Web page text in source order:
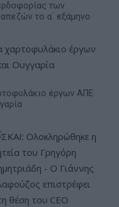
των
το α΄ εξάμηνο
έργων ΑΠΕ